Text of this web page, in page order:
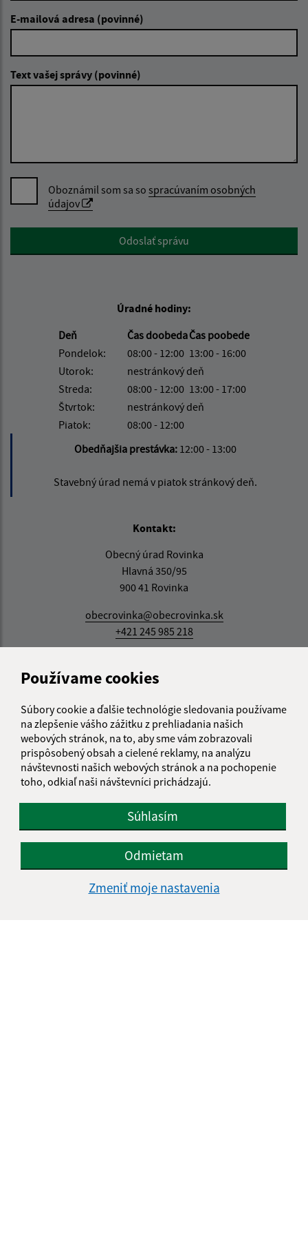
Používame cookies
Súbory cookie a ďalšie technológie sledovania používame
na zlepšenie vášho zážitku z prehliadania našich
webových stránok, na to, aby sme vám zobrazovali
prispôsobený obsah a cielené reklamy, na analýzu
návštevnosti našich webových stránok a na pochopenie
toho, odkiaľ naši návštevníci prichádzajú.
Súhlasím
Odmietam
Zmeniť moje nastavenia
E-mailová adresa (povinné)
Text vašej správy (povinné)
Oboznámil som sa so spracúvaním osobných
údajov
Google reCaptcha ResponseOdoslať správu
Úradné hodiny:
Deň
Čas doobedaČas poobede
Pondelok:
08:00 - 12:00 13:00 - 16:00
Utorok:
nestránkový deň
Streda:
08:00 - 12:00 13:00 - 17:00
Štvrtok:
nestránkový deň
Piatok:
08:00 - 12:00
Obedňajšia prestávka: 12:00 - 13:00
Stavebný úrad nemá v piatok stránkový deň.
Kontakt:
Obecný úrad Rovinka
Hlavná 350/95
900 41 Rovinka
obecrovinka@obecrovinka.sk
+421 245 985 218